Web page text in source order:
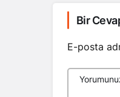
Bir
E-posta